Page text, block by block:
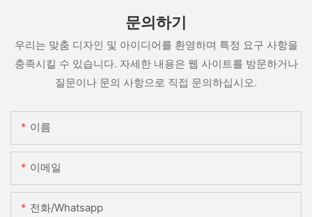
문의하기
우리는 맞춤 디자인 및 아이디어를 환영하며 특정 요구 사항을
충족시킬 수 있습니다. 자세한 내용은 웹 사이트를 방문하거나
질문이나 문의 사항으로 직접 문의하십시오.
이름
이메일
전화/whatsapp